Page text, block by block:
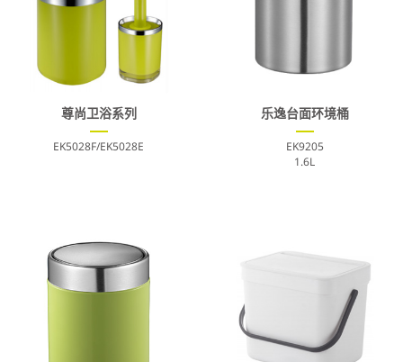
尊尚卫浴系列
EK5028F/EK5028E
乐逸台面环境桶
EK9205
1.6L